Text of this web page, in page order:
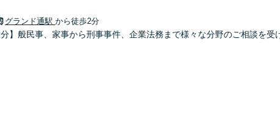
グランド通駅 から徒歩2分
分】般民事、家事から刑事事件、企業法務まで様々な分野のご相談を受